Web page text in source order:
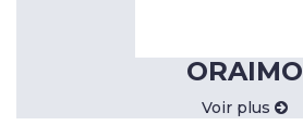
ORAIMO
Voir plus